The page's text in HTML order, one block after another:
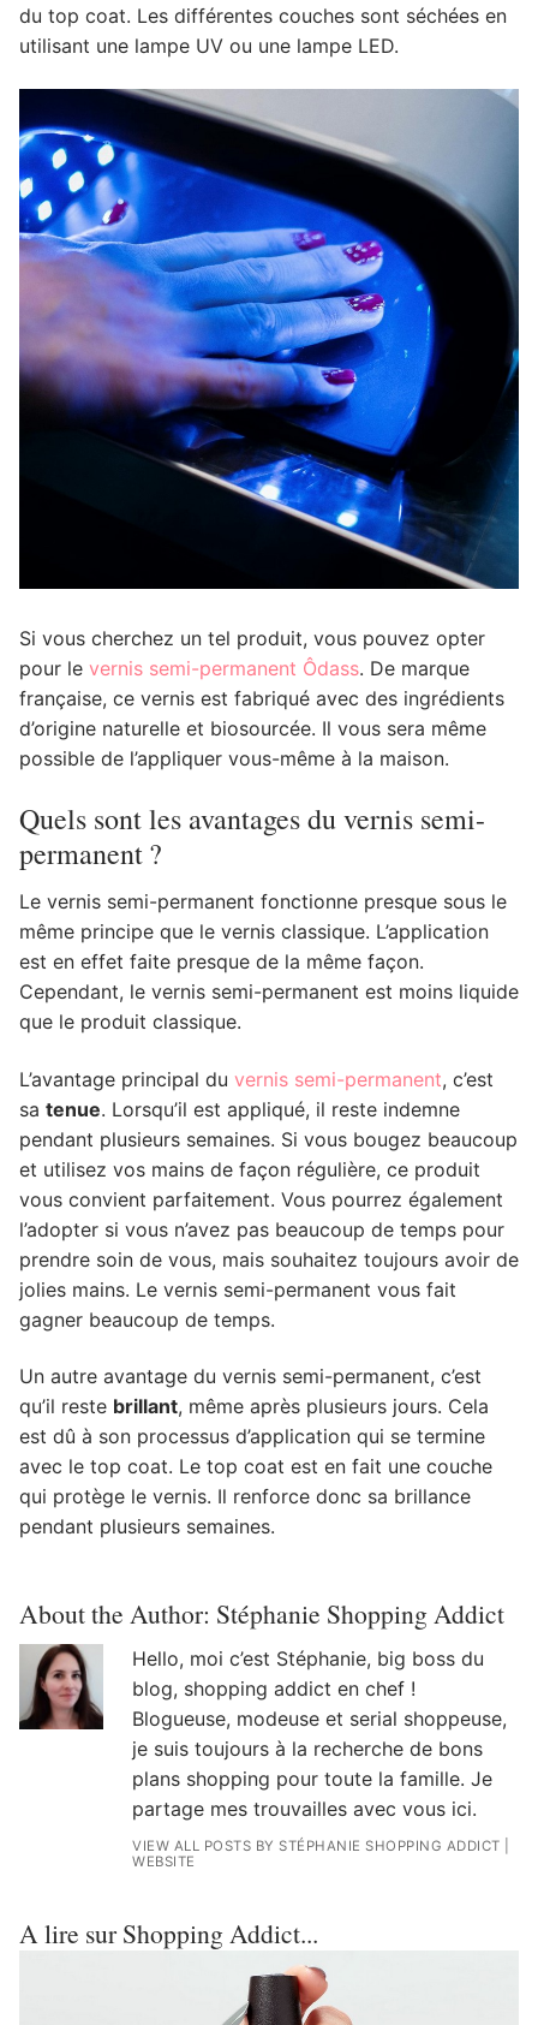
du top coat. Les différentes couches sont séchées en
utilisant une lampe UV ou une lampe LED.
Si vous cherchez un tel produit, vous pouvez opter
pour le vernis semi-permanent Ôdass. De marque
française, ce vernis est fabriqué avec des ingrédients
d’origine naturelle et biosourcée. Il vous sera même
possible de l’appliquer vous-même à la maison.
Quels sont les avantages du vernis semi-
permanent ?
Le vernis semi-permanent fonctionne presque sous le
même principe que le vernis classique. L’application
est en effet faite presque de la même façon.
Cependant, le vernis semi-permanent est moins liquide
que le produit classique.
L’avantage principal du vernis semi-permanent, c’est
sa tenue. Lorsqu’il est appliqué, il reste indemne
pendant plusieurs semaines. Si vous bougez beaucoup
et utilisez vos mains de façon régulière, ce produit
vous convient parfaitement. Vous pourrez également
l’adopter si vous n’avez pas beaucoup de temps pour
prendre soin de vous, mais souhaitez toujours avoir de
jolies mains. Le vernis semi-permanent vous fait
gagner beaucoup de temps.
Un autre avantage du vernis semi-permanent, c’est
qu’il reste brillant, même après plusieurs jours. Cela
est dû à son processus d’application qui se termine
avec le top coat. Le top coat est en fait une couche
qui protège le vernis. Il renforce donc sa brillance
pendant plusieurs semaines.
About the Author: Stéphanie Shopping Addict
Hello, moi c’est Stéphanie, big boss du
blog, shopping addict en chef !
Blogueuse, modeuse et serial shoppeuse,
je suis toujours à la recherche de bons
plans shopping pour toute la famille. Je
partage mes trouvailles avec vous ici.
VIEW ALL POSTS BY STÉPHANIE SHOPPING ADDICT
WEBSITE
A lire sur Shopping Addict...